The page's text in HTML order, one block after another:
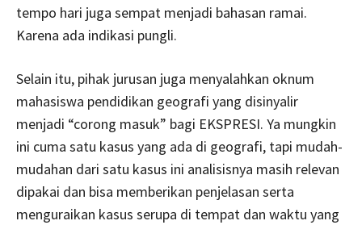
tempo hari juga sempat menjadi bahasan ramai.
Karena ada indikasi pungli.
Selain itu, pihak jurusan juga menyalahkan oknum
mahasiswa pendidikan geografi yang disinyalir
menjadi “corong masuk” bagi EKSPRESI. Ya mungkin
ini cuma satu kasus yang ada di geografi, tapi mudah-
mudahan dari satu kasus ini analisisnya masih relevan
dipakai dan bisa memberikan penjelasan serta
menguraikan kasus serupa di tempat dan waktu yang